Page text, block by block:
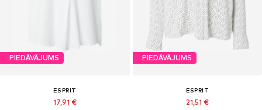
PIEDĀVĀJUMS
ESPRIT
17,91 €
PIEDĀVĀJUMS
ESPRIT
21,51 €